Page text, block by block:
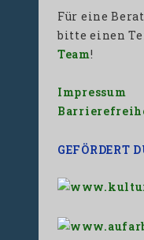
Für eine
bitte einen
Team!
Impressum
GEFÖRDERT